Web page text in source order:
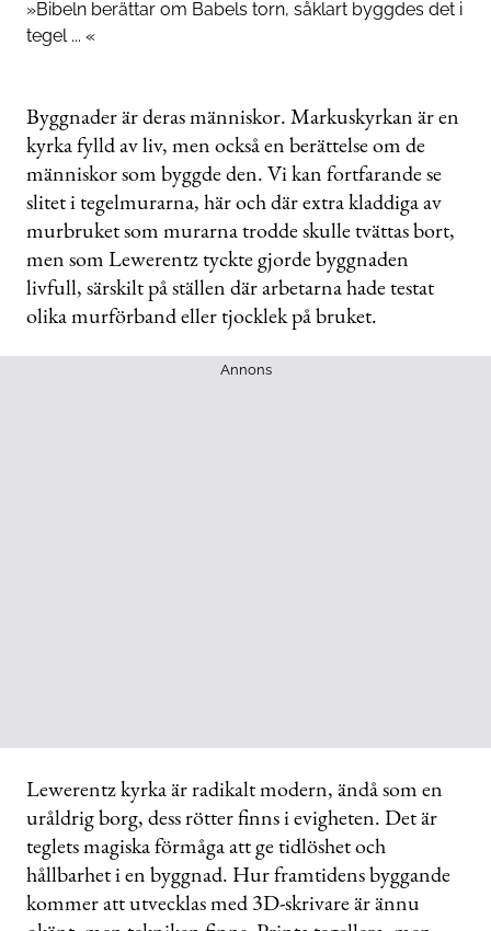
»Bibeln berättar om Babels torn, såklart byggdes det i
tegel ... «
Byggnader är deras människor. Markuskyrkan är en
kyrka fylld av liv, men också en berättelse om de
människor som byggde den. Vi kan fortfarande se
slitet i tegelmurarna, här och där extra kladdiga av
murbruket som murarna trodde skulle tvättas bort,
men som Lewerentz tyckte gjorde byggnaden
livfull, särskilt på ställen där arbetarna hade testat
olika murförband eller tjocklek på bruket.
Annons
Lewerentz kyrka är radikalt modern, ändå som en
uråldrig borg, dess rötter finns i evigheten. Det är
teglets magiska förmåga att ge tidlöshet och
hållbarhet i en byggnad. Hur framtidens byggande
kommer att utvecklas med 3D-skrivare är ännu